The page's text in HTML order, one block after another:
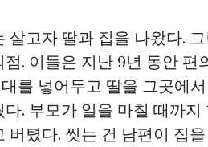
살고자 딸과 집을 나왔다.
점. 이들은 지난 9년 동안
를 넣어두고 딸을 그곳에
다. 부모가 일을 마칠 때까
버텼다. 씻는 건 남편이 집